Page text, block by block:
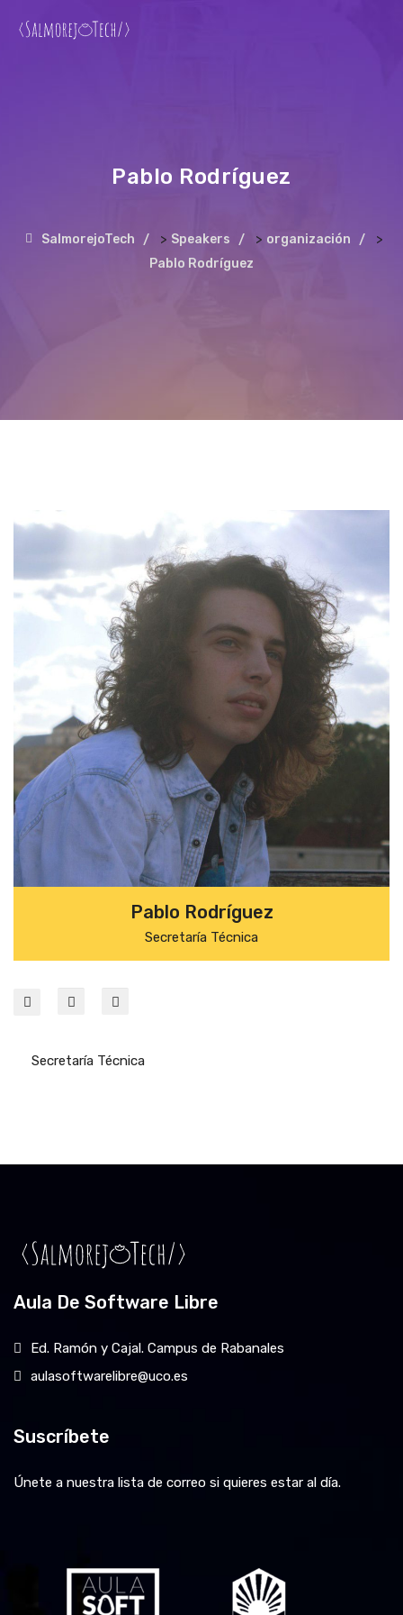
Pablo Rodríguez
SalmorejoTech > Speakers > organización >
Pablo Rodríguez
Pablo Rodríguez
Secretaría Técnica
Secretaría Técnica
Aula De Software Libre
Ed. Ramón y Cajal. Campus de Rabanales
aulasoftwarelibre@uco.es
Suscríbete
Únete a nuestra lista de correo si quieres estar al día.